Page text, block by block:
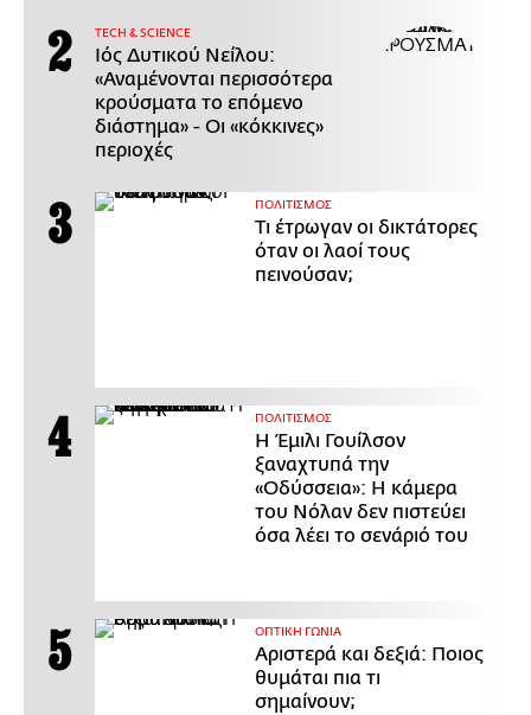
ΤECH & SCIENCE
Ιός Δυτικού Νείλου:
«Αναμένονται περισσότερα
κρούσματα το επόμενο
διάστημα» - Οι «κόκκινες»
περιοχές
ΠΟΛΙΤΙΣΜΟΣ
Τι έτρωγαν οι δικτάτορες
όταν οι λαοί τους
πεινούσαν;
ΠΟΛΙΤΙΣΜΟΣ
Η Έμιλι Γουίλσον
ξαναχτυπά την
«Οδύσσεια»: Η κάμερα
του Νόλαν δεν πιστεύει
όσα λέει το σενάριό του
ΟΠΤΙΚΗ ΓΩΝΙΑ
Αριστερά και δεξιά: Ποιος
θυμάται πια τι
σημαίνουν;